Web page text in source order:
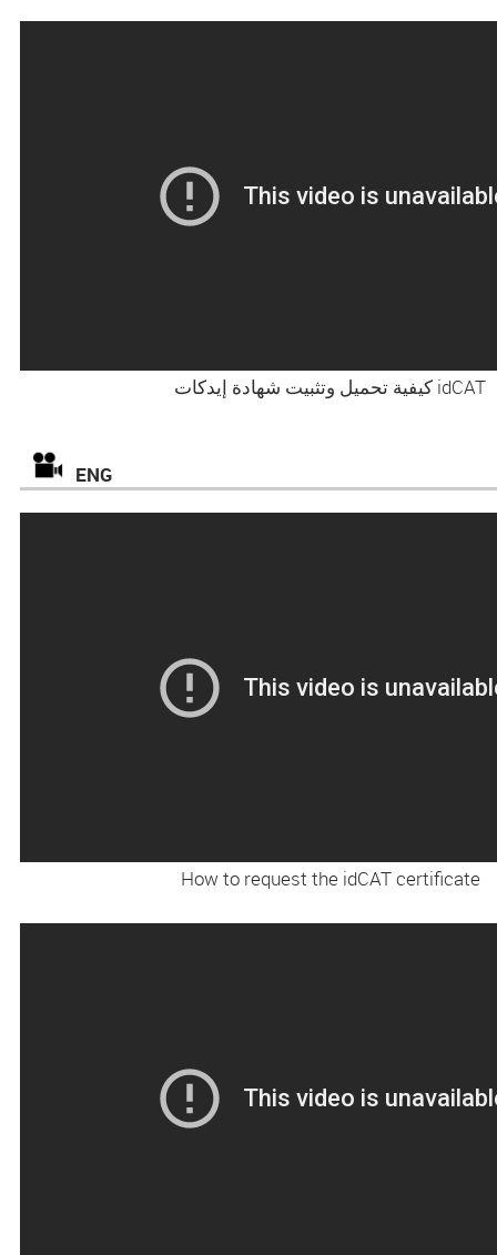
كيفية تحميل وتثبيت شهادة إيدكات idCAT
ENG
How to request the idCAT certificate